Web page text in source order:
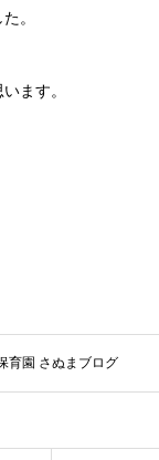
。
ます。
育園 さぬまブログ